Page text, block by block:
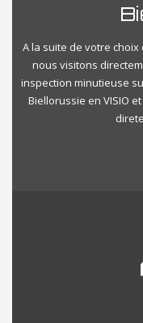
A la suite de votre
nous visitons
inspection minutieuse
Biellorussie en VISIO